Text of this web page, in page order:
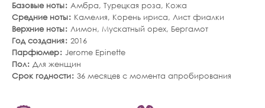
Базовые ноты Амбра, Турецкая роза, Кожа
Средние ноты
Камелия, Корень ириса, Лист фиалки
Верхние ноты Лимон, Мускатный орех, Бергамот
Год создания 2016
Парфюмер Jerome Epinette
Пол Для женщин
Срок годности 36 месяцев с момента апробирования